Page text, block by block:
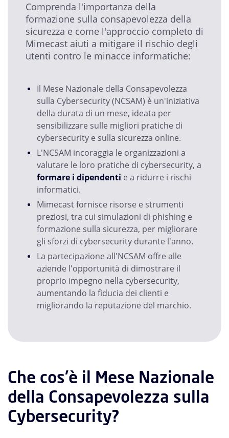
Comprenda l'importanza della
formazione sulla consapevolezza della
sicurezza e come l'approccio completo di
Mimecast aiuti a mitigare il rischio degli
utenti contro le minacce informatiche:
Il Mese Nazionale della Consapevolezza
sulla Cybersecurity (NCSAM) è un'iniziativa
della durata di un mese, ideata per
sensibilizzare sulle migliori pratiche di
cybersecurity e sulla sicurezza online.
L'NCSAM incoraggia le organizzazioni a
valutare le loro pratiche di cybersecurity, a
formare i dipendenti e a ridurre i rischi
informatici.
Mimecast fornisce risorse e strumenti
preziosi, tra cui simulazioni di phishing e
formazione sulla sicurezza, per migliorare
gli sforzi di cybersecurity durante l'anno.
La partecipazione all'NCSAM offre alle
aziende l'opportunità di dimostrare il
proprio impegno nella cybersecurity,
aumentando la fiducia dei clienti e
migliorando la reputazione del marchio.
Che cos'è il Mese Nazionale
della Consapevolezza sulla
Cybersecurity?